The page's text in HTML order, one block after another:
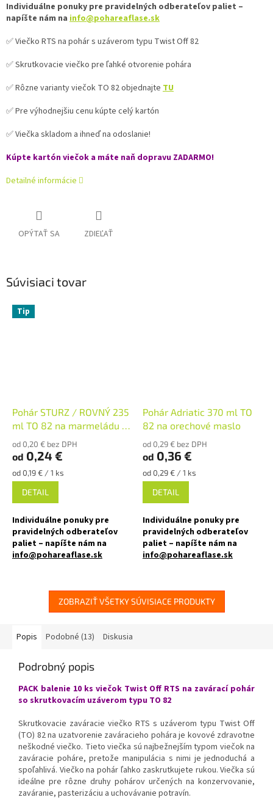
Individuálne ponuky pre pravidelných odberateľov paliet –
napíšte nám na info@pohareaflase.sk
✅ Viečko RTS na pohár s uzáverom typu Twist Off 82
✅ Skrutkovacie viečko pre ľahké otvorenie pohára
✅ Rôzne varianty viečok TO 82 objednajte TU
✅ Pre výhodnejšiu cenu kúpte celý kartón
✅ Viečka skladom a ihneď na odoslanie!
Kúpte kartón viečok a máte naň dopravu ZADARMO!
Detailné informácie
OPÝTAŤ SA ZDIEĽAŤ
Súvisiaci tovar
Tip
Pohár STURZ / ROVNÝ 235
ml TO 82 na marmeládu a
od 0,20 € bez DPH
od 0,24 €
Jednotková
cena:
od 0,19 € / 1 ks
DETAIL
Individuálne ponuky pre
pravidelných odberateľov
paliet – napíšte nám na
info@pohareaflase.sk
vnútornou hranou 235 ml
✅ Twist Off skrutkový uzáver
objednajteTU
✅ Ako stvorený pre paštéty,
✅ Paletu za výhodnejšiu cenu
objednajte TU
Pohár Adriatic 370 ml TO
82 na orechové maslo
od 0,29 € bez DPH
od 0,36 €
Jednotková
cena:
od 0,29 € / 1 ks
DETAIL
Individuálne ponuky pre
pravidelných odberateľov
paliet – napíšte nám na
info@pohareaflase.sk
objemu 370 ml
✅ Twist Off skrutkový uzáver
✅ Ideálne na kompóty, lekvár,
✅Paleta skladom a ihneď na
odoslanieTU
ZOBRAZIŤ VŠETKY SÚVISIACE PRODUKTY
Popis Podobné (13) Diskusia
Podrobný popis
PACK balenie 10 ks viečok Twist Off RTS na zavárací pohár
so skrutkovacím uzáverom typu TO 82
Skrutkovacie zaváracie viečko RTS s uzáverom typu Twist Off
(TO) 82 na uzatvorenie zaváracieho pohára je kovové zdravotne
neškodné viečko. Tieto viečka sú najbežnejším typom viečok na
zaváracie poháre, pretože manipulácia s nimi je jednoduchá a
spoľahlivá. Viečko na pohár ľahko zaskrutkujete rukou. Viečka sú
ideálne pre rôzne druhy pohárov určených na konzervovanie,
zaváranie, pasterizáciu a uchovávanie potravín.